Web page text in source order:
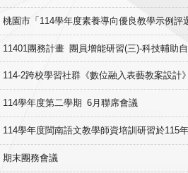
桃園市「114學年度素養導向優良教學示例評
11401團務計畫 團員增能研習(三)-科技輔助
114-2跨校學習社群《數位融入表藝教案設計
114學年度第二學期 6月聯席會議
114學年度閩南語文教學師資培訓研習於115
期末團務會議